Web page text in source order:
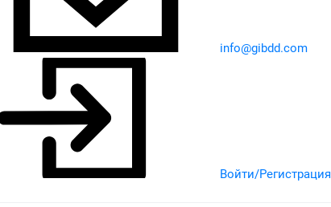
info@gibdd.com
Войти/Регистрация